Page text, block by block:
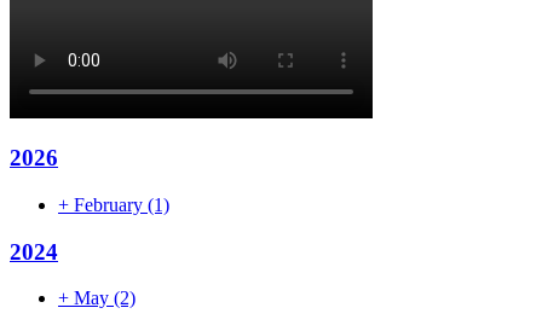
2026
+ February (1)
2024
+ May (2)